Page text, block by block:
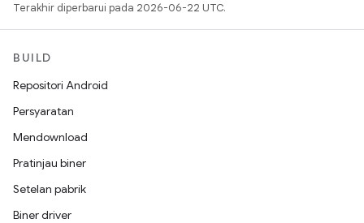
Terakhir diperbarui pada 2026-06-22 UTC.
BUILD
Repositori Android
Persyaratan
Mendownload
Pratinjau biner
Setelan pabrik
Biner driver